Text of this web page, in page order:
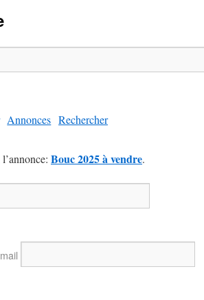
Annonces Rechercher
Bouc 2025 à vendre.